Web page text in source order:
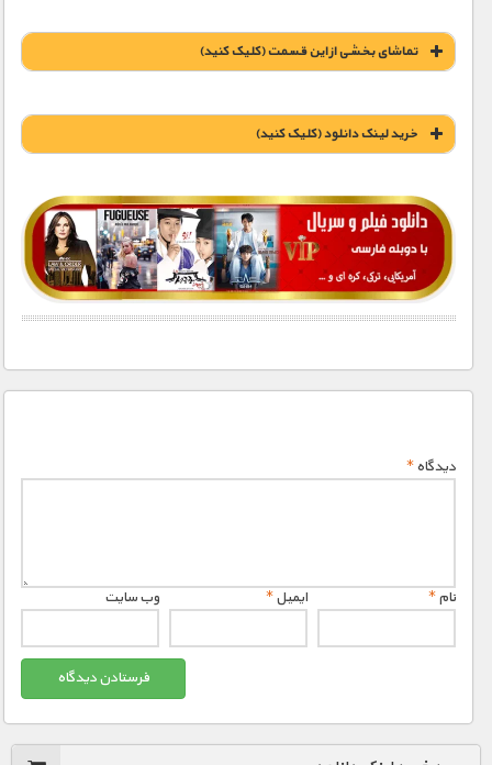
تماشای بخشی از این قسمت (کلیک کنید)
خريد لينک دانلود (کليک کنيد)
1900 تومان – خريد لينک دانلود (افزودن به سبد خريد)
دیدگاه*
نام* ایمیل* وب‌ سایت